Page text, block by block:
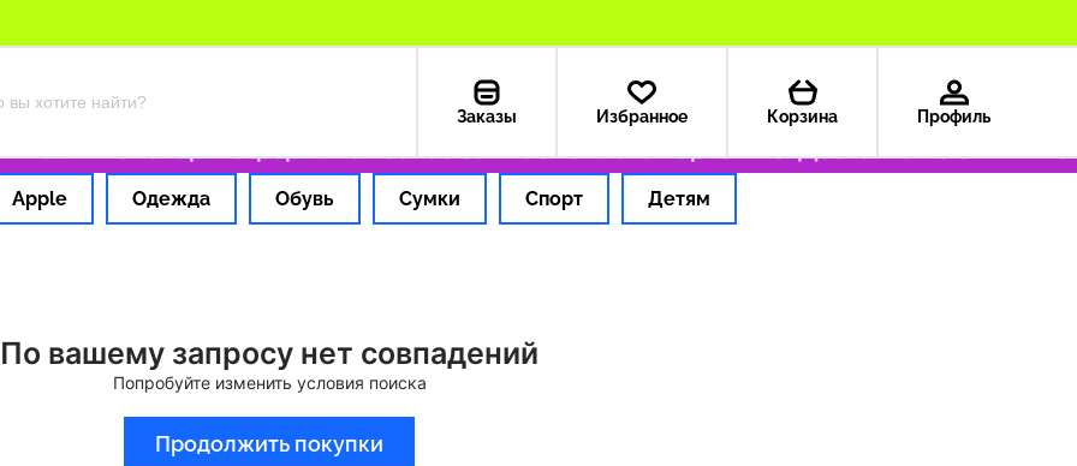
Заказы Избранное Корзина Профиль
товары Оформляем заказ за 1 час Оплата картой РФ Доставка из США —
Apple Одежда Обувь Сумки Спорт Детям
По вашему запросу нет совпадений
Попробуйте изменить условия поиска
Продолжить покупки